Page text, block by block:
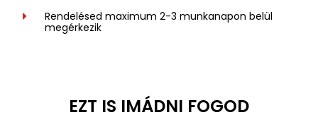
Rendelésed maximum 2-3 munkanapon belül
megérkezik
EZT IS IMÁDNI FOGOD